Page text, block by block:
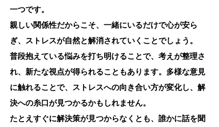
一つです。
親しい関係性だからこそ、一緒にいるだけで心が安ら
ぎ、ストレスが自然と解消されていくことでしょう。
普段抱えている悩みを打ち明けることで、考えが整理さ
れ、新たな視点が得られることもあります。多様な意見
に触れることで、ストレスへの向き合い方が変化し、解
決への糸口が見つかるかもしれません。
たとえすぐに解決策が見つからなくとも、誰かに話を聞